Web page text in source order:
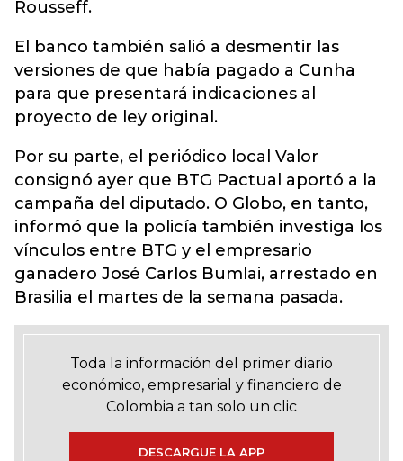
Rousseff.
El banco también salió a desmentir las
versiones de que había pagado a Cunha
para que presentará indicaciones al
proyecto de ley original.
Por su parte, el periódico local Valor
consignó ayer que BTG Pactual aportó a la
campaña del diputado. O Globo, en tanto,
informó que la policía también investiga los
vínculos entre BTG y el empresario
ganadero José Carlos Bumlai, arrestado en
Brasilia el martes de la semana pasada.
Toda la información del primer diario
económico, empresarial y financiero de
Colombia a tan solo un clic
DESCARGUE LA APP